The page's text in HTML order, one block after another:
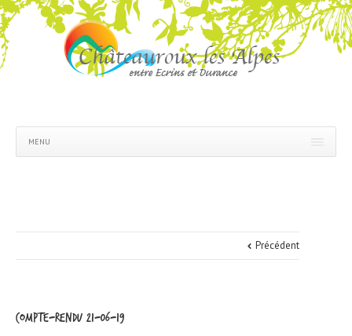
MENU
Précédent
Compte-rendu 21-06-19